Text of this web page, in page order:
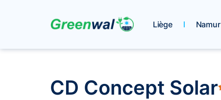
Liège Namur
CD Concept Solar